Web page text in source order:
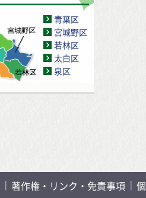
青葉区
宮城野区
若林区
太白区
泉区
著作権・リンク・免責事項